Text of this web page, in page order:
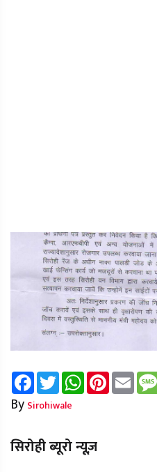
FacebookTwitterWhatsAppPinterest
Email
By Sirohiwale
सिरोही ब्यूरो न्यूज़